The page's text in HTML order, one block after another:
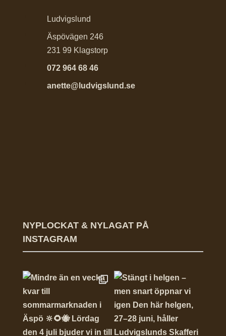
Ludvigslund
Äspövägen 246
231 99 Klagstorp
072 964 68 46
anette@ludvigslund.se
NYPLOCKAT & NYLAGAT PÅ
INSTAGRAM